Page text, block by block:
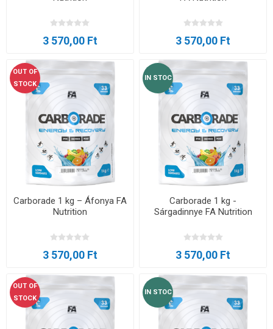
3 570,00 Ft 3 570,00 Ft
OUT OF
STOCK
Carborade 1 kg – Áfonya FA
Nutrition
3 570,00 Ft
IN STOC
Carborade 1 kg -
Sárgadinnye FA Nutrition
3 570,00 Ft
OUT OF
STOCK
IN STOC